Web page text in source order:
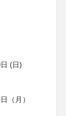
(日)
（月）